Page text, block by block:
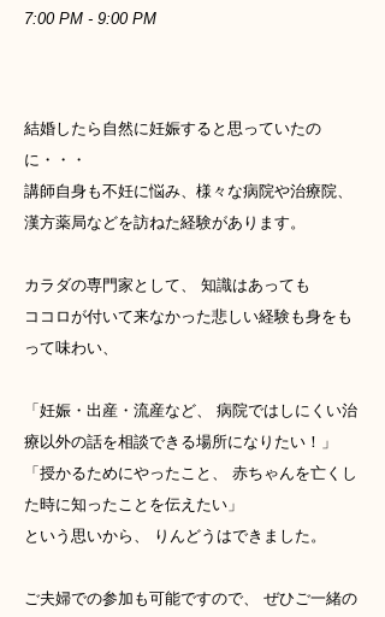
7:00 PM - 9:00 PM
結婚したら自然に妊娠すると思っていたの
に・・・
講師自身も不妊に悩み、様々な病院や治療院、
漢方薬局などを訪ねた経験があります。
カラダの専門家として、 知識はあっても
ココロが付いて来なかった悲しい経験も身をも
って味わい、
「妊娠・出産・流産など、 病院ではしにくい治
療以外の話を相談できる場所になりたい！」
「授かるためにやったこと、 赤ちゃんを亡くし
た時に知ったことを伝えたい」
という思いから、 りんどうはできました。
ご夫婦での参加も可能ですので、 ぜひご一緒の